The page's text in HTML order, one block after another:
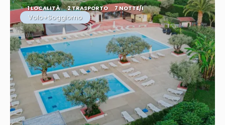
1 LOCALITÀ 2 TRASPORTO 7 NOTTE/I
Volo+Soggiorno